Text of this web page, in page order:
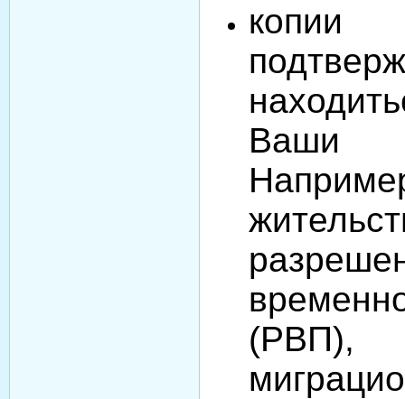
копии
Ваши